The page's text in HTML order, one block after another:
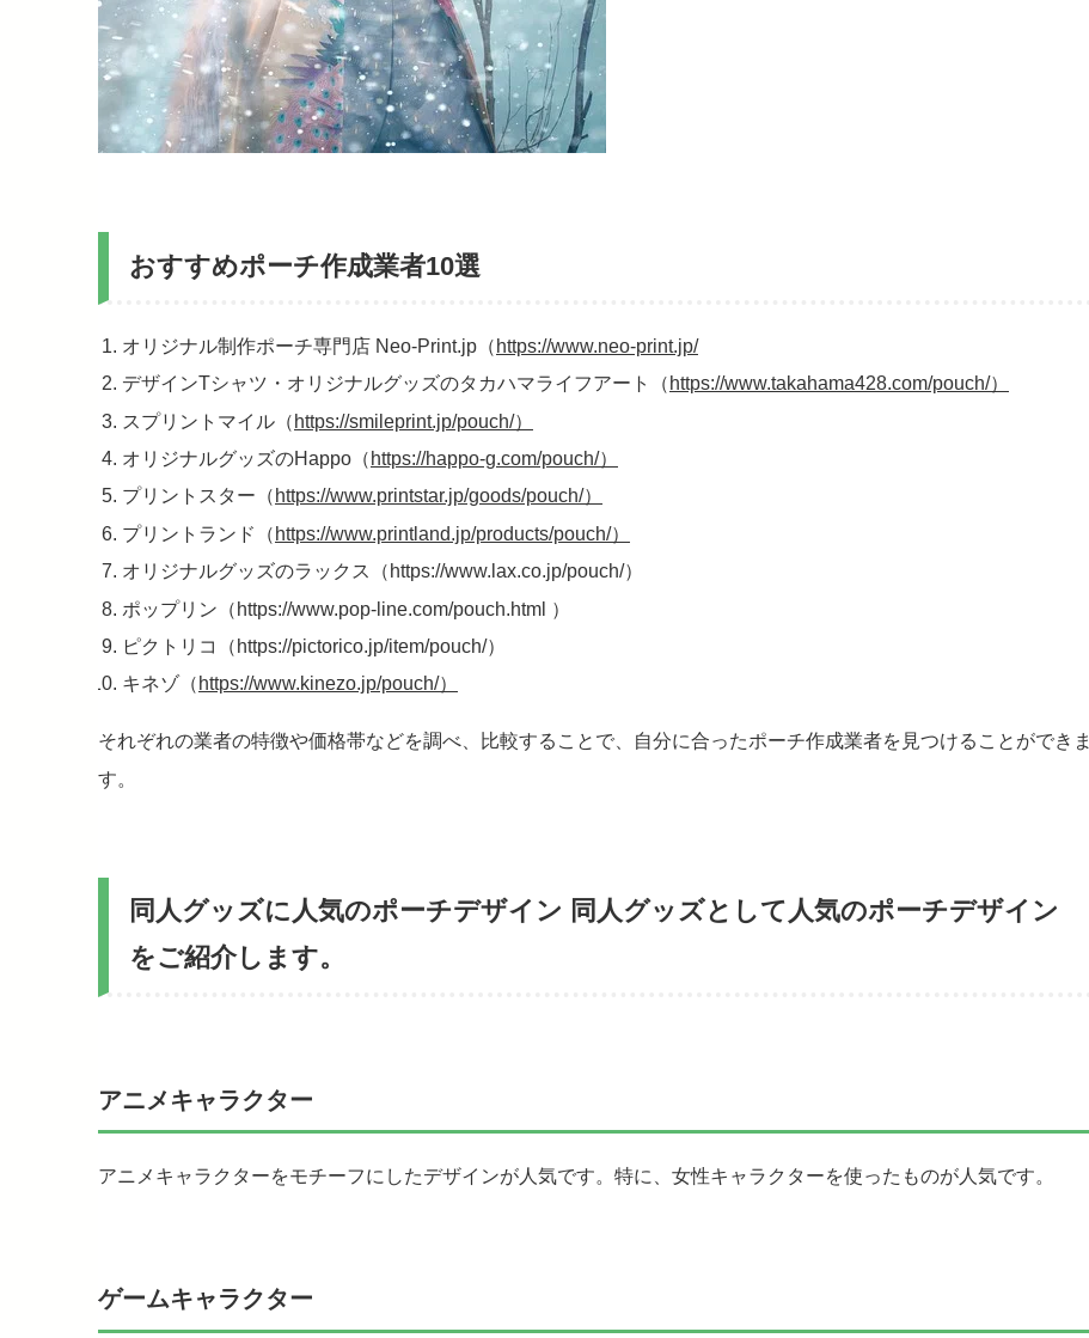
おすすめポーチ作成業者10選
オリジナル制作ポーチ専門店 Neo-Print.jp（ https://www.neo-print.jp/
デザインTシャツ・オリジナルグッズのタカハマライフアート（ https://www.takahama428.com/pouch/）
スプリントマイル（ https://smileprint.jp/pouch/）
オリジナルグッズのHappo（ https://happo-g.com/pouch/）
プリントスター（ https://www.printstar.jp/goods/pouch/）
プリントランド（ https://www.printland.jp/products/pouch/）
オリジナルグッズのラックス（https://www.lax.co.jp/pouch/）
ポップリン（https://www.pop-line.com/pouch.html ）
ピクトリコ（https://pictorico.jp/item/pouch/）
キネゾ（ https://www.kinezo.jp/pouch/）
それぞれの業者の特徴や価格帯などを調べ、比較することで、自分に合ったポーチ作成業者を見つけることができま
す。
同人グッズに人気のポーチデザイン 同人グッズとして人気のポーチデザイン
をご紹介します。
アニメキャラクター
アニメキャラクターをモチーフにしたデザインが人気です。特に、女性キャラクターを使ったものが人気です。
ゲームキャラクター